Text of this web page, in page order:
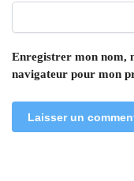
Enregistrer mon nom,
navigateur pour mon